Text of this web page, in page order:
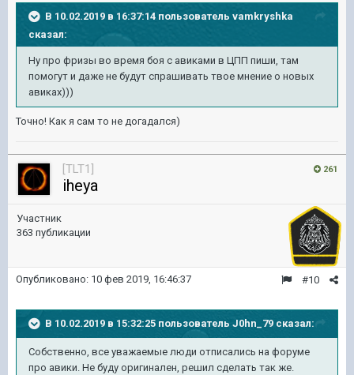
В 10.02.2019 в 16:37:14 пользователь vamkryshka
сказал:
Ну про фризы во время боя с авиками в ЦПП пиши, там
помогут и даже не будут спрашивать твое мнение о новых
авиках)))
Точно! Как я сам то не догадался)
261
[TLT1]
iheya
Участник
363 публикации
#10
Опубликовано: 10 фев 2019, 16:46:37
В 10.02.2019 в 15:32:25 пользователь J0hn_79 сказал:
Собственно, все уважаемые люди отписались на форуме
про авики. Не буду оригинален, решил сделать так же.